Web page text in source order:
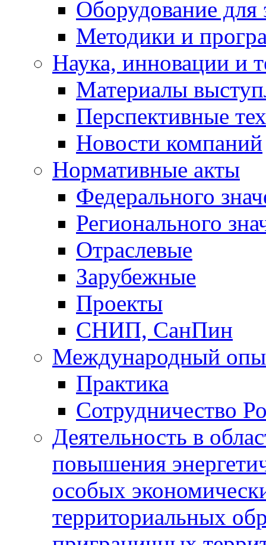
Оборудование для
Методики и
Наука, инновации и
Материалы
Перспективные
Новости компаний
Нормативные акты
Федерального
Регионального
Отраслевые
Зарубежные
Проекты
СНИП, СанПин
Международный
Практика
Сотрудничество
Деятельность в
повышения
особых
территориальных